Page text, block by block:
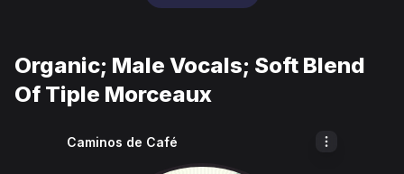
Organic; Male Vocals; Soft Blend
Of Tiple Morceaux
Caminos de Café